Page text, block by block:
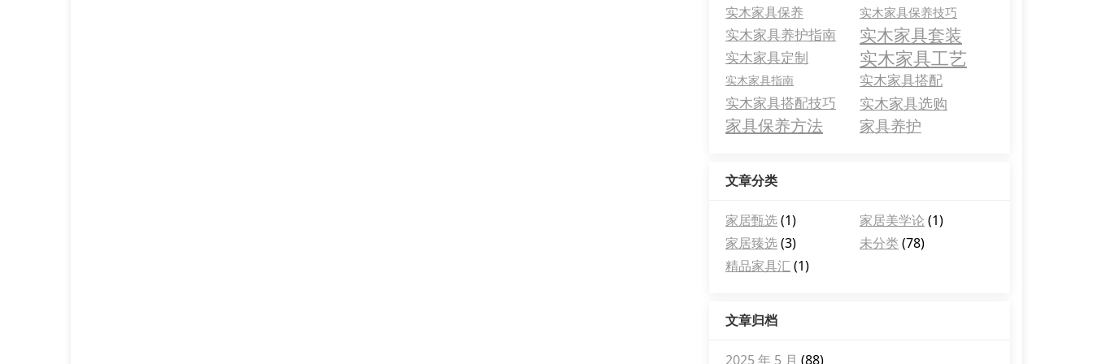
实木家具保养 实木家具保养技巧
实木家具养护指南 实木家具套装
实木家具定制 实木家具工艺
实木家具指南
实木家具搭配
实木家具搭配技巧
实木家具选购
家具保养方法 家具养护
文章分类
家居甄选(1) 家居美学论 (1)
家居臻选(3) 未分类(78)
精品家具汇 (1)
文章归档
2025 年 5 月 (88)